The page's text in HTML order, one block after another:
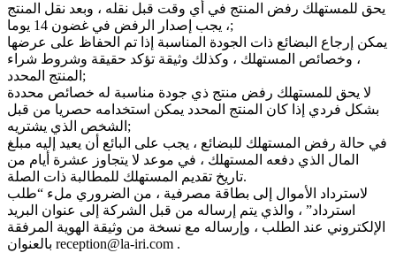
يحق للمستهلك رفض المنتج في أي وقت قبل نقله ، وبعد نقل المنتج
، يجب إصدار الرفض في غضون 14 يوما;
يمكن إرجاع البضائع ذات الجودة المناسبة إذا تم الحفاظ على عرضها
، وخصائص المستهلك ، وكذلك وثيقة تؤكد حقيقة وشروط شراء
المنتج المحدد;
لا يحق للمستهلك رفض منتج ذي جودة مناسبة له خصائص محددة
بشكل فردي إذا كان المنتج المحدد يمكن استخدامه حصريا من قبل
الشخص الذي يشتريه;
في حالة رفض المستهلك للبضائع ، يجب على البائع أن يعيد إليه مبلغ
المال الذي دفعه المستهلك ، في موعد لا يتجاوز عشرة أيام من
تاريخ تقديم المستهلك للمطالبة ذات الصلة.
لاسترداد الأموال إلى بطاقة مصرفية ، من الضروري ملء “طلب
استرداد” ، والذي يتم إرساله من قبل الشركة إلى عنوان البريد
الإلكتروني عند الطلب ، وإرساله مع نسخة من وثيقة الهوية المرفقة
بالعنوان reception@la-iri.com .